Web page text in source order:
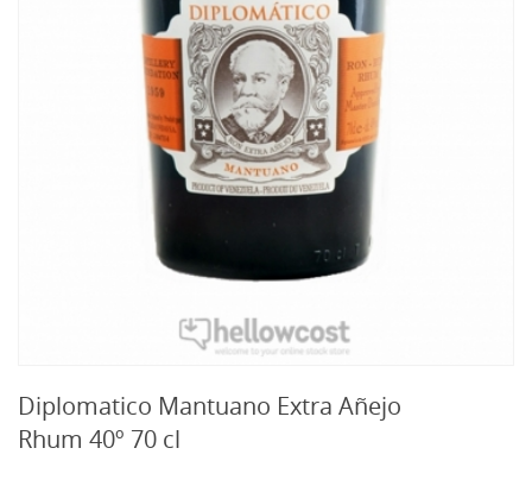
Diplomatico Mantuano Extra Añejo
Rhum 40º 70 cl